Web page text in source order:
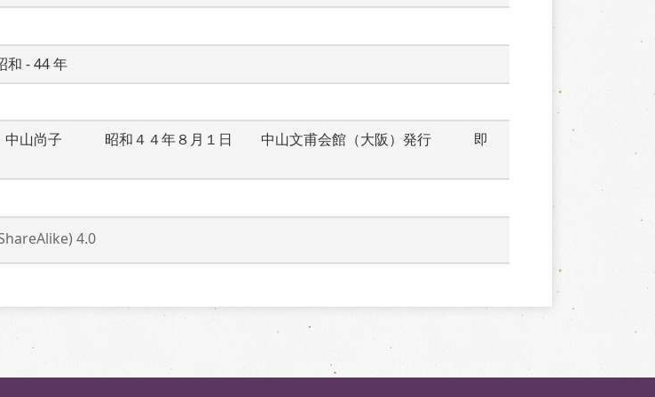
和 - 44 年
山尚子　　　昭和４４年８月１日　　中山文甫会館（大阪）発行　　　即
4.0